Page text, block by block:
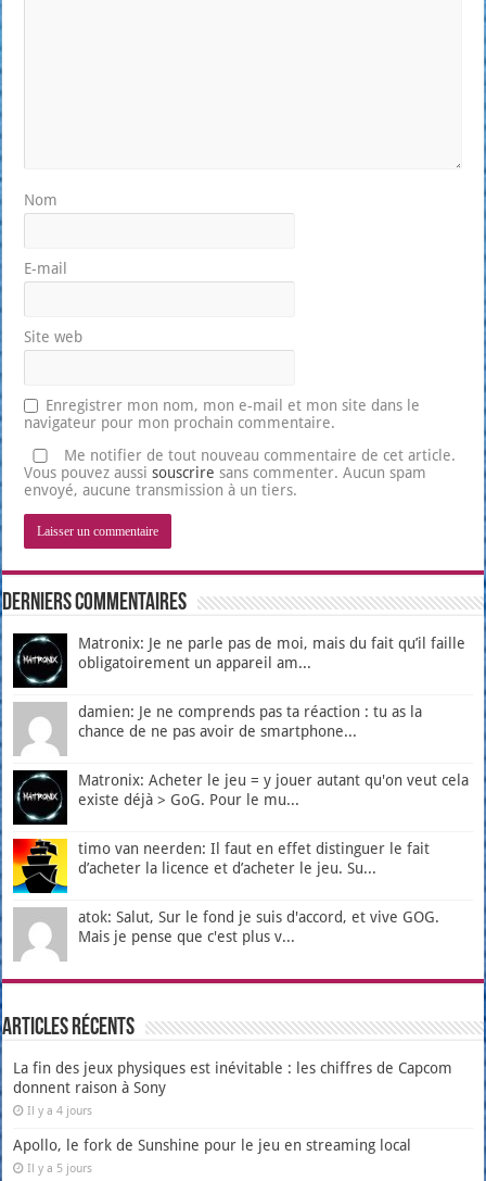
Nom
E-mail
Site web
Enregistrer mon nom, mon e-mail et mon site dans le
navigateur pour mon prochain commentaire.
Me notifier de tout nouveau commentaire de cet article.
Vous pouvez aussisouscrire sans commenter. Aucun spam
envoyé, aucune transmission à un tiers.
Derniers Commentaires
Matronix: Je ne parle pas de moi, mais du fait qu’il faille
obligatoirement un appareil am...
damien: Je ne comprends pas ta réaction : tu as la
chance de ne pas avoir de smartphone...
Matronix: Acheter le jeu = y jouer autant qu'on veut cela
existe déjà > GoG. Pour le mu...
timo van neerden: Il faut en effet distinguer le fait
d’acheter la licence et d’acheter le jeu. Su...
atok: Salut, Sur le fond je suis d'accord, et vive GOG.
Mais je pense que c'est plus v...
Articles récents
La fin des jeux physiques est inévitable : les chiffres de Capcom
donnent raison à Sony
Il y a 4 jours
Apollo, le fork de Sunshine pour le jeu en streaming local
Il y a 5 jours